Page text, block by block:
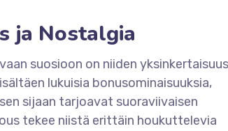
ja Nostalgia
suosioon on niiden
lukuisia bonusominaisuuksia,
sijaan tarjoavat suoraviivaisen
tekee niistä erittäin houkuttelevia